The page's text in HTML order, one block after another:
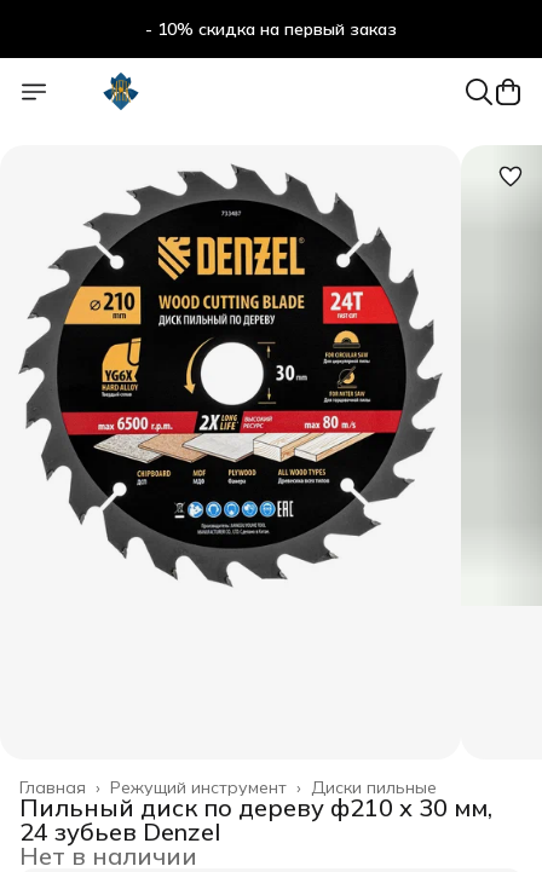
Диски пильные
Режущий инструмент ›
Главная ›
Пильный диск по дереву ф210 х 30 мм,
24 зубьев Denzel
Нет в наличии